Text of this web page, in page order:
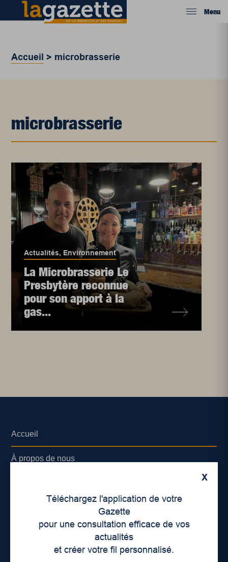
Menu
Accueil > microbrasserie
microbrasserie
Actualités, Environnement
La Microbrasserie Le
Presbytère reconnue
pour son apport à la
gas...
X
Téléchargez l'application de votre
Gazette
pour une consultation efficace de vos
actualités
et créer votre fil personnalisé.
Accueil
À propos de nous
Lieux de distribution